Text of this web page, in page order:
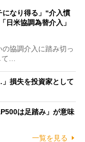
になり得る」“介入慣
日米協調為替介入」
協調介入に踏み切っ
て…
損失を投資家として
は足踏み」が意味
一覧を見る